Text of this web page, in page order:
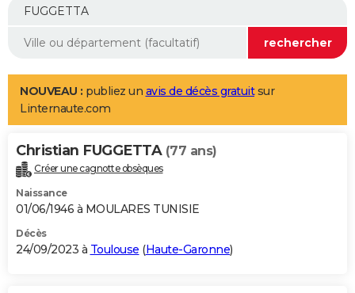
Mobiles
Meilleur smartphone
Internet
Ordinateurs
Jeux vidéo
Guide high-tech
Aménagement intérieur
LIFESTYLE
Art de vivre
Bien-être
Loisirs
Mode
Modes de vie
Alimentation
Guide de la santé
Maladies
Médicaments
Sommeil
VOYAGE
Destinations
City break
Voyage nature
Voyage de noces
Forum
Climat
+PHOTO
GUIDES D'ACHAT
BONS PLANS
NOUVEAU : publiez un avis de décès gratuitsur
Linternaute.com
Christian FUGGETTA (77 ans)
Créer une cagnotte obsèques
Naissance
01/06/1946 à MOULARES TUNISIE
Décès
24/09/2023 à Toulouse (Haute-Garonne)